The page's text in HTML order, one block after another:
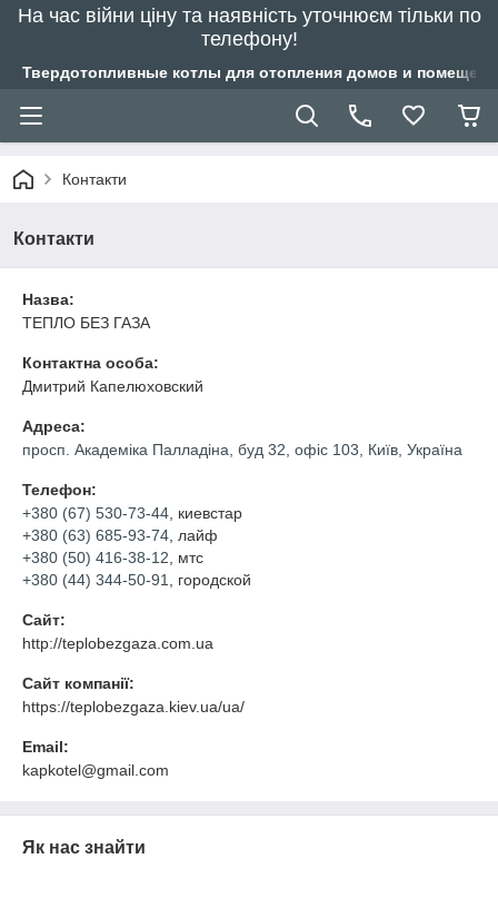
На час війни ціну та наявність уточнюєм тільки по
телефону!
Твердотопливные котлы для отопления домов и
Контакти
Контакти
Назва:
ТЕПЛО БЕЗ ГАЗА
Контактна особа:
Дмитрий Капелюховский
Адреса:
просп. Академіка Палладіна, буд 32, офіс 103, Київ, Україна
Телефон:
+380 (67) 530-73-44 , киевстар
+380 (63) 685-93-74 , лайф
+380 (50) 416-38-12 , мтс
+380 (44) 344-50-91
, городской
Сайт:
http://teplobezgaza.com.ua
Сайт компанії:
https://teplobezgaza.kiev.ua/ua/
Email:
kapkotel@gmail.com
Як нас знайти